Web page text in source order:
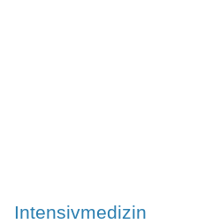
Intensivmedizin